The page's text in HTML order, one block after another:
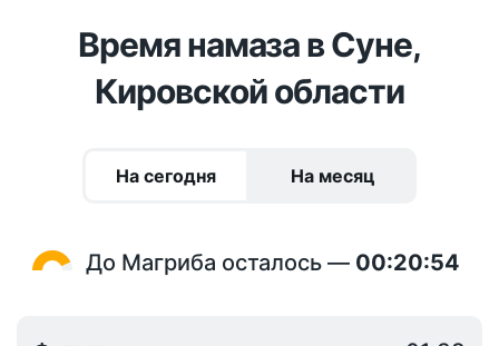
Время намаза в Суне,
Кировской области
На сегодня На месяц
До Магриба осталось — 00:20:54